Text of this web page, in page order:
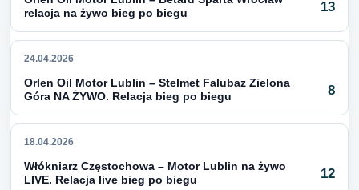
relacja na żywo bieg po biegu
13
24.04.2026
Orlen Oil Motor Lublin – Stelmet Falubaz Zielona
Góra NA ŻYWO. Relacja bieg po biegu
8
18.04.2026
Włókniarz Częstochowa – Motor Lublin na żywo
LIVE. Relacja live bieg po biegu
12